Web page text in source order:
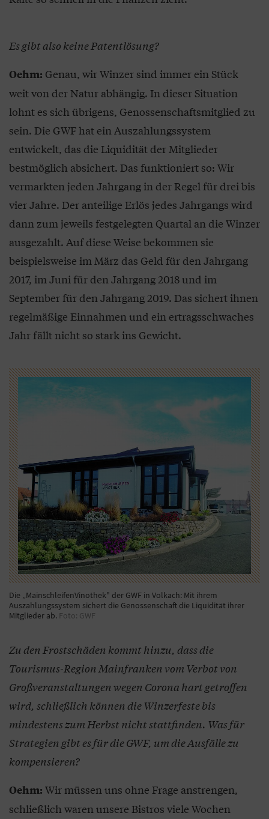
Es gibt also keine Patentlösung?
Oehm: Genau, wir Winzer sind immer ein Stück
weit von der Natur abhängig. In dieser Situation
lohnt es sich übrigens, Genossenschaftsmitglied zu
sein. Die GWF hat ein Auszahlungssystem
entwickelt, das die Liquidität der Mitglieder
bestmöglich absichert. Das funktioniert so: Wir
vermarkten jeden Jahrgang in der Regel für drei bis
vier Jahre. Der anteilige Erlös jedes Jahrgangs wird
dann zum jeweils festgelegten Quartal an die Winzer
ausgezahlt. Auf diese Weise bekommen sie
beispielsweise im März das Geld für den Jahrgang
2017, im Juni für den Jahrgang 2018 und im
September für den Jahrgang 2019. Das sichert ihnen
regelmäßige Einnahmen und ein ertragsschwaches
Jahr fällt nicht so stark ins Gewicht.
Die „MainschleifenVinothek" der GWF in Volkach: Mit ihrem
Auszahlungssystem sichert die Genossenschaft die Liquidität ihrer
Mitglieder ab. Foto: GWF
Zu den Frostschäden kommt hinzu, dass die
Tourismus-Region Mainfranken vom Verbot von
Großveranstaltungen wegen Corona hart getroffen
wird, schließlich können die Winzerfeste bis
mindestens zum Herbst nicht stattfinden. Was für
Strategien gibt es für die GWF, um die Ausfälle zu
kompensieren?
Oehm: Wir müssen uns ohne Frage anstrengen,
schließlich waren unsere Bistros viele Wochen